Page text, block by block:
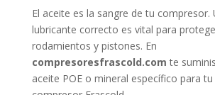
El aceite es la sangre de tu compresor.
lubricante correcto es vital para
rodamientos y pistones. En
compresoresfrascold.com te
aceite POE o mineral específico para